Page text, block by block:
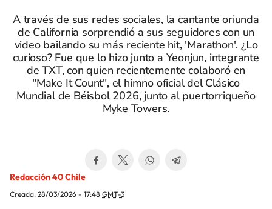
A través de sus redes sociales, la cantante oriunda
de California sorprendió a sus seguidores con un
video bailando su más reciente hit, 'Marathon'. ¿Lo
curioso? Fue que lo hizo junto a Yeonjun, integrante
de TXT, con quien recientemente colaboró en
"Make It Count", el himno oficial del Clásico
Mundial de Béisbol 2026, junto al puertorriqueño
Myke Towers.
Redacción 40 Chile
Creada: 28/03/2026 - 17:48 GMT-3